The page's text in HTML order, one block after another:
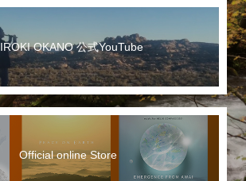
OKANO 公式YouTube
Official online Store